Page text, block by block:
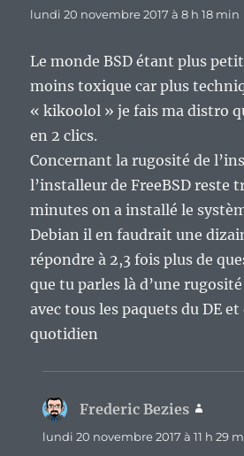
lundi 20 novembre 2017 à 8 h 18 min
Le monde BSD étant plus
moins toxique car plus
« kikoolol » je fais ma distro
en 2 clics.
Concernant la rugosité de
l’installeur de FreeBSD reste
minutes on a installé le
Debian il en faudrait une
répondre à 2,3 fois plus de
que tu parles là d’une
avec tous les paquets du DE
quotidien
Frederic Bezies
lundi 20 novembre 2017 à 11 h 29